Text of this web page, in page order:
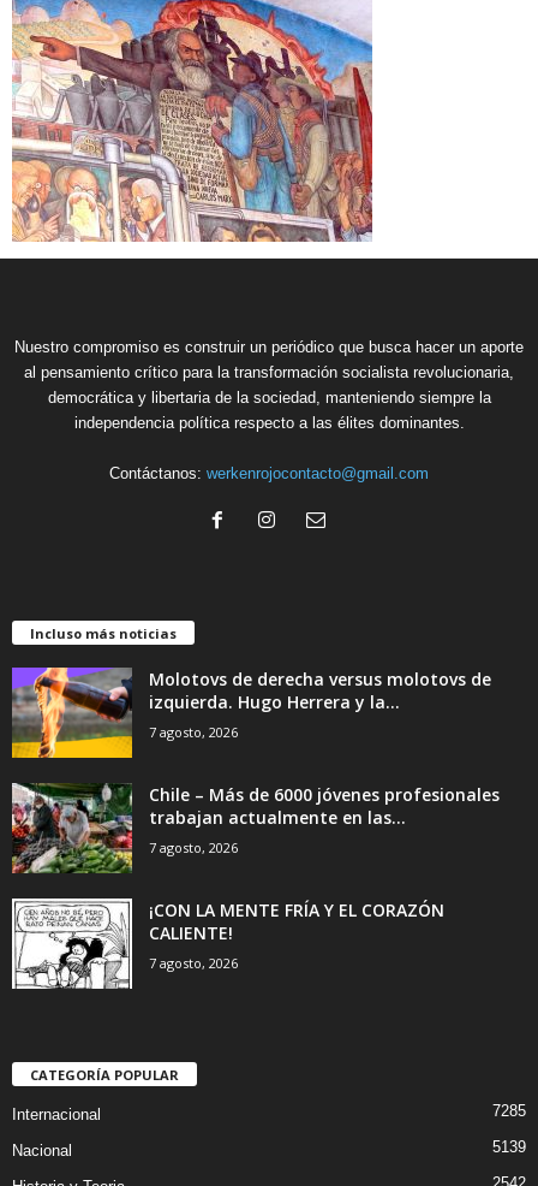
Nuestro compromiso es construir un periódico que busca hacer un aporte
al pensamiento crítico para la transformación socialista revolucionaria,
democrática y libertaria de la sociedad, manteniendo siempre la
independencia política respecto a las élites dominantes.
Contáctanos: werkenrojocontacto@gmail.com
Incluso más noticias
Molotovs de derecha versus molotovs de
izquierda. Hugo Herrera y la...
7 agosto, 2026
Chile – Más de 6000 jóvenes profesionales
trabajan actualmente en las...
7 agosto, 2026
¡CON LA MENTE FRÍA Y EL CORAZÓN
CALIENTE!
7 agosto, 2026
CATEGORÍA POPULAR
Internacional 7285
Nacional 5139